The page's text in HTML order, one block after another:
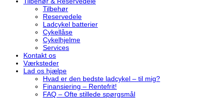
Tilbehør
Reservedele
Ladcykel batterier
Cykellåse
Cykelhjelme
Services
Kontakt os
Værksteder
Lad os hjælpe
Hvad er den bedste ladcykel – til mig?
Finansiering – Rentefrit!
FAQ – Ofte stillede spørgsmål